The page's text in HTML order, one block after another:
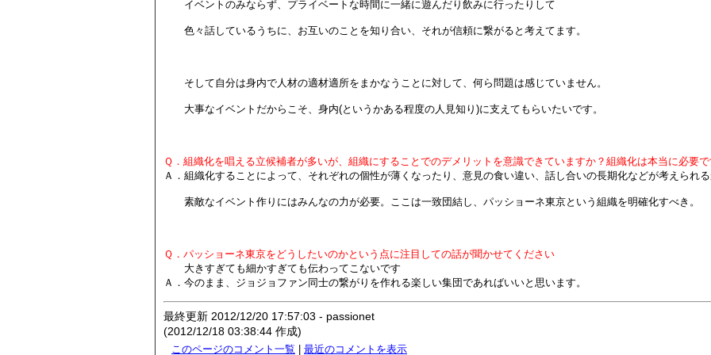
イベントのみならず、プライベートな時間に一緒に遊んだり飲みに行ったりして
色々話しているうちに、お互いのことを知り合い、それが信頼に繋がると考えてます。
そして自分は身内で人材の適材適所をまかなうことに対して、何ら問題は感じていません。
大事なイベントだからこそ、身内(というかある程度の人見知り)に支えてもらいたいです。
Ｑ．組織化を唱える立候補者が多いが、組織にすることでのデメリットを意識できていますか？組織化は本当に必要で
Ａ．組織化することによって、それぞれの個性が薄くなったり、意見の食い違い、話し合いの長期化などが考えられ
素敵なイベント作りにはみんなの力が必要。ここは一致団結し、パッショーネ東京という組織を明確化すべき。
Ｑ．パッショーネ東京をどうしたいのかという点に注目しての話が聞かせてください
大きすぎても細かすぎても伝わってこないです
Ａ．今のまま、ジョジョファン同士の繋がりを作れる楽しい集団であればいいと思います。
最終更新 2012/12/20 17:57:03 - passionet
(2012/12/18 03:38:44 作成)
このページのコメント一覧 | 最近のコメントを表示